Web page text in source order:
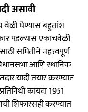
असावी
घेण्यास बहुतांश
पडल्यास एकाचवेळी
समितीने महत्त्वपूर्ण
आणि स्थानिक
यादी तयार करण्यात
कायदा 1951
शिफारसही करण्यात